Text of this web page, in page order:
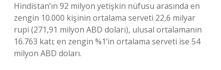
Hindistan’ın 92 milyon yetişkin nüfusu arasında en
zengin 10.000 kişinin ortalama serveti 22,6 milyar
rupi (271,91 milyon ABD doları), ulusal ortalamanın
16.763 katı; en zengin %1’in ortalama serveti ise 54
milyon ABD doları.